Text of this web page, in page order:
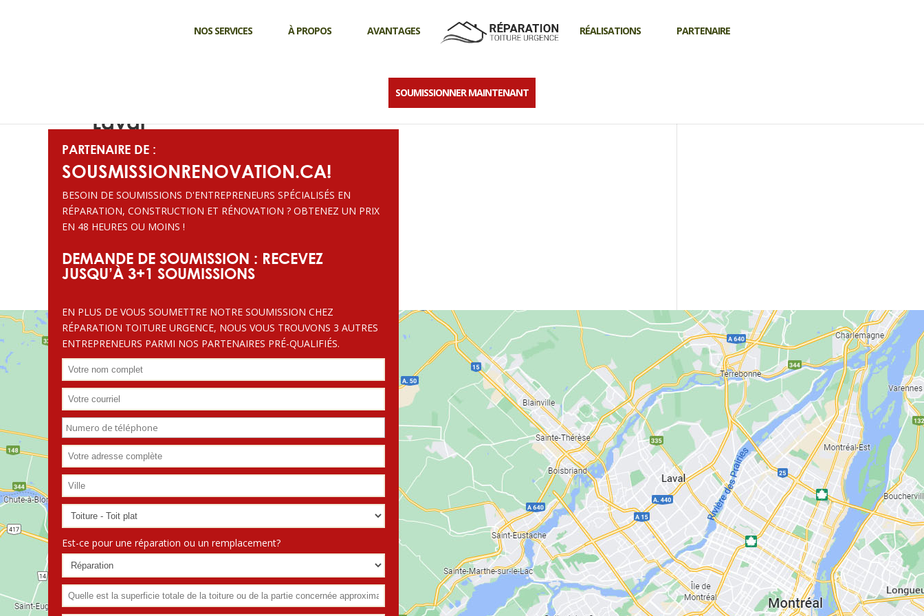
NOS SERVICES À PROPOS AVANTAGES RÉALISATIONS PARTENAIRE
SOUMISSIONNER MAINTENANT
Toit en bardeaux et fenêtre Réparation toiture urgence
Laval
PARTENAIRE DE :
SOUSMISSIONRENOVATION.CA!
BESOIN DE SOUMISSIONS D'ENTREPRENEURS SPÉCIALISÉS EN
RÉPARATION, CONSTRUCTION ET RÉNOVATION ? OBTENEZ UN PRIX
EN 48 HEURES OU MOINS !
DEMANDE DE SOUMISSION : RECEVEZ
JUSQU’À 3+1 SOUMISSIONS
EN PLUS DE VOUS SOUMETTRE NOTRE SOUMISSION CHEZ
RÉPARATION TOITURE URGENCE, NOUS VOUS TROUVONS 3 AUTRES
ENTREPRENEURS PARMI NOS PARTENAIRES PRÉ-QUALIFIÉS.
Est-ce pour une réparation ou un remplacement?